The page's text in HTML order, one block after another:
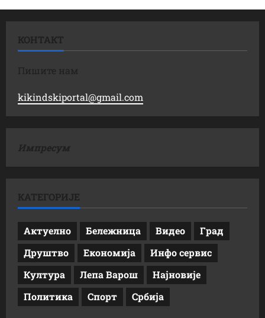
КОНТАКТ
Пишите нам
kikindskiportal@gmail.com
Импресум
КАТЕГОРИЈЕ
Актуелно Бележница Видео
Град
Друштво
Економија
Инфо сервис
Култура
Лепа Варош
Најновије
Политика
Спорт Србија